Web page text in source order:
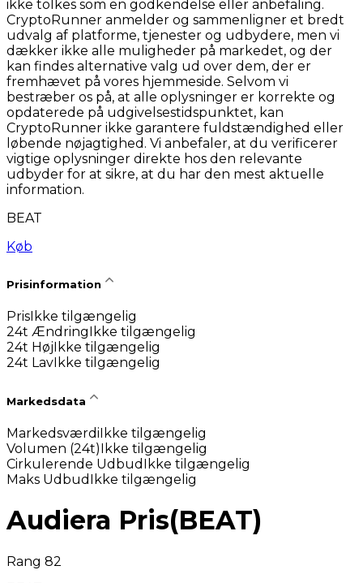
ikke tolkes som en godkendelse eller anbefaling.
CryptoRunner anmelder og sammenligner et bredt
udvalg af platforme, tjenester og udbydere, men vi
dækker ikke alle muligheder på markedet, og der
kan findes alternative valg ud over dem, der er
fremhævet på vores hjemmeside. Selvom vi
bestræber os på, at alle oplysninger er korrekte og
opdaterede på udgivelsestidspunktet, kan
CryptoRunner ikke garantere fuldstændighed eller
løbende nøjagtighed. Vi anbefaler, at du verificerer
vigtige oplysninger direkte hos den relevante
udbyder for at sikre, at du har den mest aktuelle
information.
BEAT
Køb
Prisinformation
Pris Ikke tilgængelig
24t Ændring Ikke tilgængelig
24t Høj Ikke tilgængelig
24t Lav Ikke tilgængelig
Markedsdata
MarkedsværdiIkke tilgængelig
Volumen (24t)Ikke tilgængelig
Cirkulerende Udbud Ikke tilgængelig
Maks Udbud Ikke tilgængelig
Audiera Pris(BEAT)
Rang 82